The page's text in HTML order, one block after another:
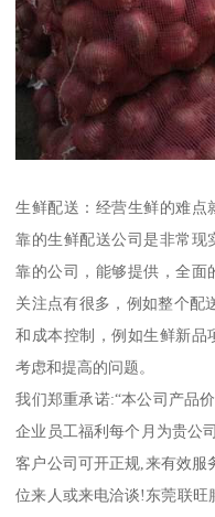
生鲜配送：经营生鲜的难点
靠的生鲜配送公司是非常现
靠的公司，能够提供，全面
关注点有很多，例如整个配
和成本控制，例如生鲜新品
考虑和提高的问题。
我们郑重承诺:“本公司产品
企业员工福利每个月为贵公
客户公司可开正规,来有效
位来人或来电洽谈!东莞联旺